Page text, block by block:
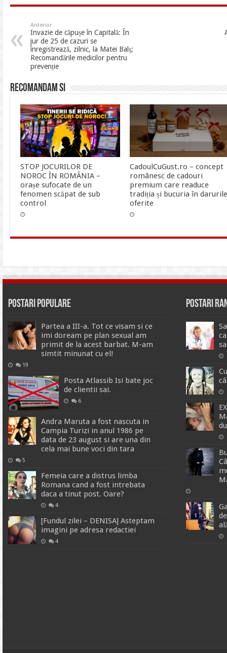
Anterior
Invazie de căpușe în Capitală: În
jur de 25 de cazuri se
înregistrează, zilnic, la Matei Balș;
Recomandările medicilor pentru
prevenție
Recomandam si
STOP JOCURILOR DE
NOROC ÎN ROMÂNIA –
orașe sufocate de un
fenomen scăpat de sub
control
CadoulCuGust.ro – concept
românesc de cadouri
premium care readuce
tradiția și bucuria în darurile
oferite
Postari Populare
Partea a III-a. Tot ce visam si ce
imi doream pe plan sexual am
primit de la acest barbat. M-am
simtit minunat cu el!
19
Posta Atlassib Isi bate joc
de clientii sai.
6
Andra Maruta a fost nascuta in
Campia Turizi in anul 1986 pe
data de 23 august si are una din
cela mai bune voci din tara
5
Femeia care a distrus limba
Romana cand a fost intrebata
daca a tinut post. Oare?
4
[Fundul zilei – DENISA] Asteptam
imagini pe adresa redactiei
4
Postari